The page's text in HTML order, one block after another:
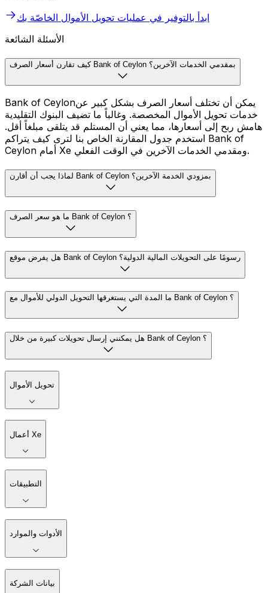
ابدأ بالتوفير في عمليات تحويل الأموال الخاصّة بك
الأسئلة الشائعة
كيف تقارن أسعار الصرف Bank of Ceylon بمقدمي الخدمات الآخرين؟
Bank of Ceylonيمكن أن تختلف أسعار الصرف بشكل كبير عن
خدمات تحويل الأموال المخصصة. وغالباً ما تضيف البنوك التقليدية
هامش ربح إلى أسعارها، مما يعني أن المستلم قد يتلقى مبلغاً أقل.
استخدم جدول المقارنة الخاص بنا لترى كيف يتراكم Bank of
Ceylon أمام Xe ومقدمي الخدمات الآخرين في الوقت الفعلي.
لماذا يجب أن أقارن Bank of Ceylon بمزودي الخدمة الآخرين؟
ما هو سعر الصرف Bank of Ceylon ؟
هل يفرض موقع Bank of Ceylon رسومًا على التحويلات المالية الدولية؟
ما المدة التي يستغرقها التحويل الدولي للأموال مع Bank of Ceylon ؟
هل يمكنني إرسال تحويلات كبيرة من خلال Bank of Ceylon ؟
تحويل الأموال
أعمال Xe
التطبيقات
الأدوات والموارد
بيانات الشركة